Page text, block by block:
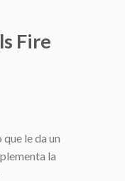
Fire
le da un
la